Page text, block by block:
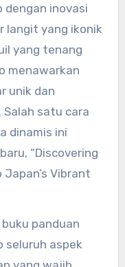
dengan inovasi
langit yang ikonik
yang tenang
menawarkan
unik dan
Salah satu cara
dinamis ini
“Discovering
Japan’s Vibrant
buku panduan
seluruh aspek